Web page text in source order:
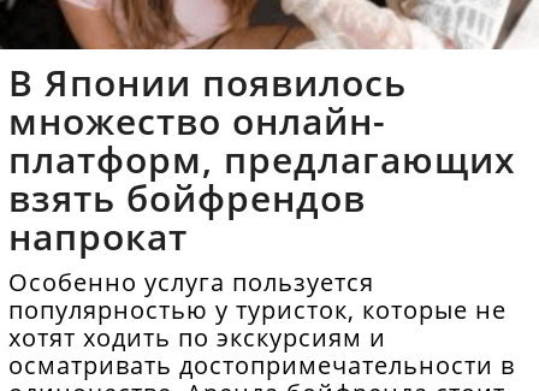
В Японии появилось
множество онлайн-
платформ, предлагающих
взять бойфрендов
напрокат
Особенно услуга пользуется
популярностью у туристок, которые не
хотят ходить по экскурсиям и
осматривать достопримечательности в